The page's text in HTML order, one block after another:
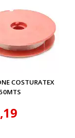
COSTURATEX